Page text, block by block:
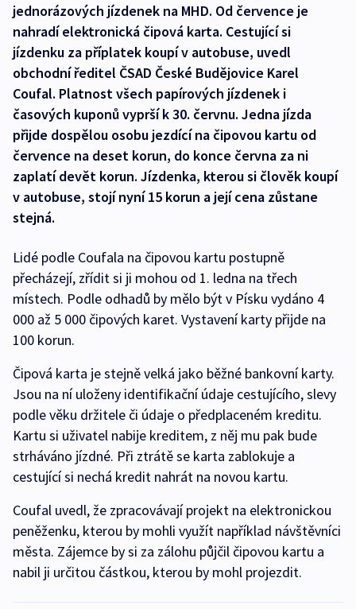
jednorázových jízdenek na MHD. Od července je
nahradí elektronická čipová karta. Cestující si
jízdenku za příplatek koupí v autobuse, uvedl
obchodní ředitel ČSAD České Budějovice Karel
Coufal. Platnost všech papírových jízdenek i
časových kuponů vyprší k 30. červnu. Jedna jízda
přijde dospělou osobu jezdící na čipovou kartu od
července na deset korun, do konce června za ni
zaplatí devět korun. Jízdenka, kterou si člověk koupí
v autobuse, stojí nyní 15 korun a její cena zůstane
stejná.
Lidé podle Coufala na čipovou kartu postupně
přecházejí, zřídit si ji mohou od 1. ledna na třech
místech. Podle odhadů by mělo být v Písku vydáno 4
000 až 5 000 čipových karet. Vystavení karty přijde na
100 korun.
Čipová karta je stejně velká jako běžné bankovní karty.
Jsou na ní uloženy identifikační údaje cestujícího, slevy
podle věku držitele či údaje o předplaceném kreditu.
Kartu si uživatel nabije kreditem, z něj mu pak bude
strháváno jízdné. Při ztrátě se karta zablokuje a
cestující si nechá kredit nahrát na novou kartu.
Coufal uvedl, že zpracovávají projekt na elektronickou
peněženku, kterou by mohli využít například návštěvníci
města. Zájemce by si za zálohu půjčil čipovou kartu a
nabil ji určitou částkou, kterou by mohl projezdit.